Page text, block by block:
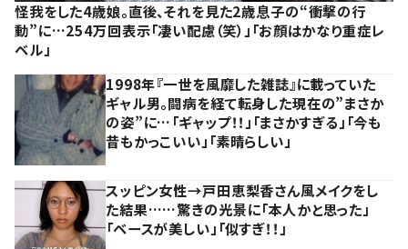
怪我をした4歳娘。直後、それを見た2歳息子の“衝撃の行
動”に…254万回表示「凄い配慮（笑）」「お顔はかなり重症レ
ベル」
1998年『一世を風靡した雑誌』に載っていた
ギャル男。闘病を経て転身した現在の”まさか
の姿”に…「ギャップ！！」「まさかすぎる」「今も
昔もかっこいい」「素晴らしい」
スッピン女性→戸田恵梨香さん風メイクをし
た結果……驚きの光景に「本人かと思った」
「ベースが美しい」「似すぎ！！」